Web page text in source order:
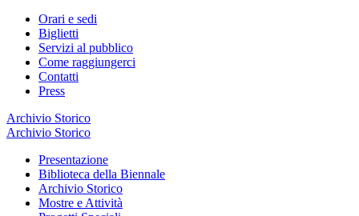
Orari e sedi
Biglietti
Servizi al pubblico
Come raggiungerci
Contatti
Press
Archivio Storico
Archivio Storico
Presentazione
Biblioteca della Biennale
Archivio Storico
Mostre e Attività